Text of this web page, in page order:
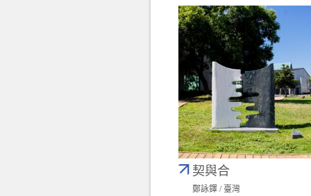
契與合
鄭詠鐸 / 臺灣